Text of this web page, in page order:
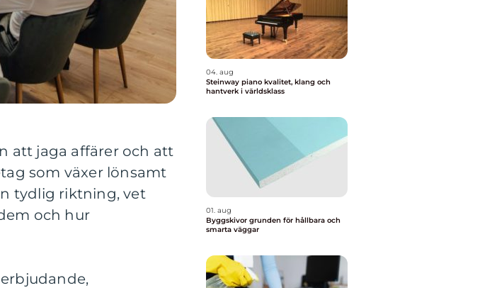
att jaga affärer och att
som växer lönsamt
tydlig riktning, vet
och hur
04. aug
Steinway piano kvalitet, klang och
hantverk i världsklass
01. aug
Byggskivor grunden för hållbara och
smarta väggar